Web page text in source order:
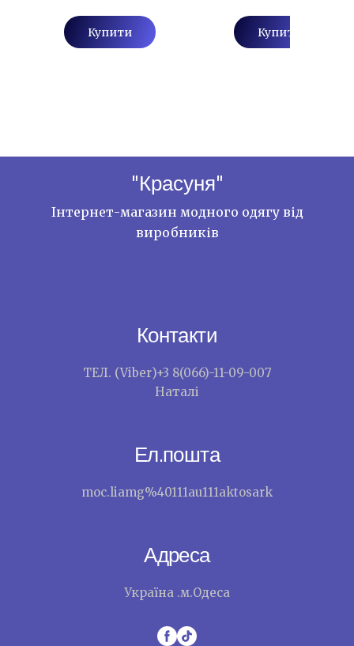
Купити Купити
"Красуня"
Інтернет-магазин модного одягу від
виробників
Контакти
ТЕЛ. (Viber)+3 8(066)-11-09-007
Наталі
Ел.пошта
moc.liamg%40111au111aktosark
Адреса
Україна .м.Одеса